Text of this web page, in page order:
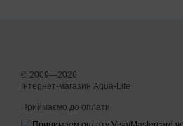
© 2009—2026
Інтернет-магазин Aqua-Life
Приймаємо до оплати